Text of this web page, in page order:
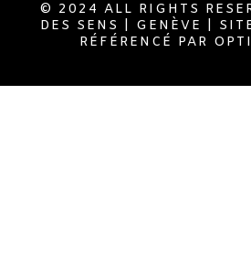
© 2024 ALL RIGHTS
DES SENS | GENÈVE |
RÉFÉRENCÉ PAR